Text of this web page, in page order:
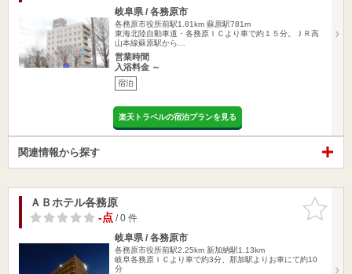
岐阜県 / 各務原市
各務原市役所前駅1.81km 蘇原駅781m
東海北陸自動車道・各務原ＩＣより車で約１５分。ＪＲ高
山本線蘇原駅から…
営業時間
入浴料金 ～
宿泊
楽天トラベルの宿泊プランを見る
関連情報から探す
お気に入
りに追加
ＡＢホテル各務原
-点/ 0 件
岐阜県 / 各務原市
各務原市役所前駅2.25km 新加納駅1.13km
岐阜各務原ＩＣより車で約3分、那加駅よりお車にて約10
分